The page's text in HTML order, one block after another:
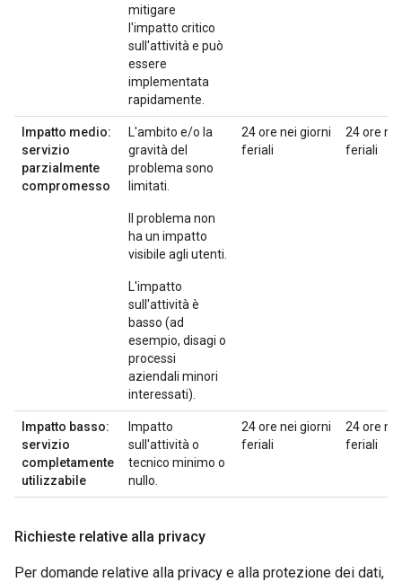
mitigare
l'impatto critico
sull'attività e può
essere
implementata
rapidamente.
Impatto medio:
servizio
parzialmente
compromesso
L'ambito e/o la
gravità del
problema sono
limitati.
Il problema non
ha un impatto
visibile agli utenti.
L'impatto
sull'attività è
basso (ad
esempio, disagi o
processi
aziendali minori
interessati).
24 ore nei giorni
feriali
24 ore
feriali
Impatto basso:
servizio
completamente
utilizzabile
Impatto
sull'attività o
tecnico minimo o
nullo.
24 ore nei giorni
feriali
24 ore
feriali
Richieste relative alla privacy
Per domande relative alla privacy e alla protezione dei dati,